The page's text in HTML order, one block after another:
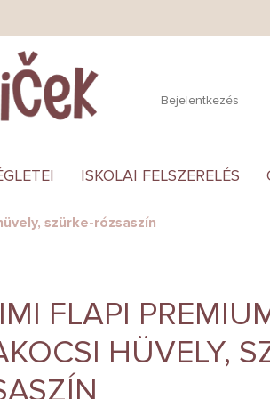
Bejelentkezés
ISKOLAI FELSZERELÉS
szürke-rózsaszín
FLAPI
HÜVELY,